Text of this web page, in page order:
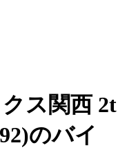
ス関西 2t
のバイ